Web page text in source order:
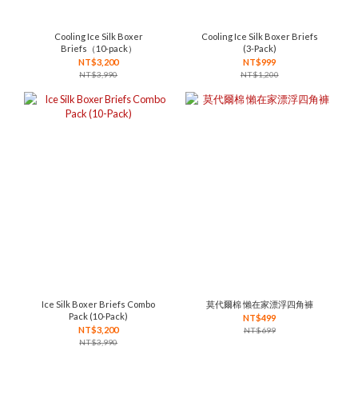
Cooling Ice Silk Boxer
Briefs（10-pack）
NT$3,200
NT$3,990
Cooling Ice Silk Boxer Briefs
(3-Pack)
NT$999
NT$1,200
Ice Silk Boxer Briefs Combo
Pack (10-Pack)
NT$3,200
NT$3,990
莫代爾棉 懶在家漂浮四角褲
NT$499
NT$699